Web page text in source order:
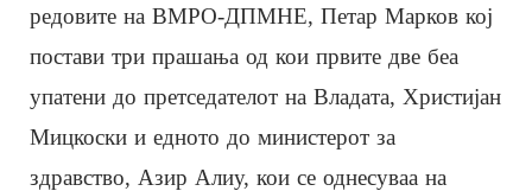
редовите на ВМРО-ДПМНЕ, Петар Марков кој
постави три прашања од кои првите две беа
упатени до претседателот на Владата, Христијан
Мицкоски и едното до министерот за
здравство, Азир Алиу, кои се однесуваа на